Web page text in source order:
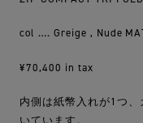
col …. Greige , Nude
¥70,400 in tax
内側は紙幣入れが1つ